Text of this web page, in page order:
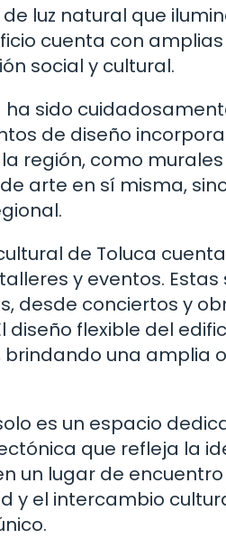
luz natural que
cuenta con
social y cultural.
sido
de diseño
región, como murales
arte en sí misma,
de Toluca
y eventos.
desde conciertos y
diseño flexible del
una amplia
es un espacio
que refleja la
un lugar de
el intercambio